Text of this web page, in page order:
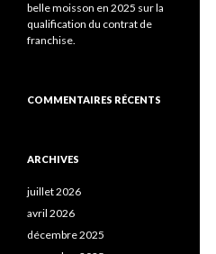
belle moisson en 2025 sur la
qualification du contrat de
franchise.
COMMENTAIRES RÉCENTS
ARCHIVES
juillet 2026
avril 2026
décembre 2025